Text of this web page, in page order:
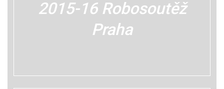
2015-16 Robosoutěž
Praha